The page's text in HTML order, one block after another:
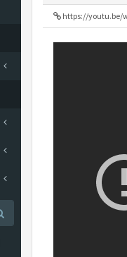
https://youtu.be/